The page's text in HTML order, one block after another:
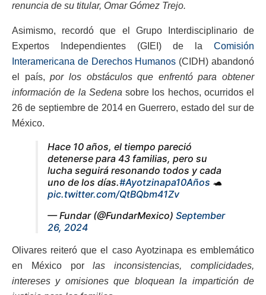
renuncia de su titular, Omar Gómez Trejo.
Asimismo, recordó que el Grupo Interdisciplinario de
Expertos Independientes (GIEI) de la Comisión
Interamericana de Derechos Humanos (CIDH) abandonó
el país,por los obstáculos que enfrentó para obtener
información de la Sedena sobre los hechos, ocurridos el
26 de septiembre de 2014 en Guerrero, estado del sur de
México.
Hace 10 años, el tiempo pareció
detenerse para 43 familias, pero su
lucha seguirá resonando todos y cada
uno de los días.#Ayotzinapa10Años 🐢
pic.twitter.com/QtBQbm41Zv
— Fundar (@FundarMexico) September
26, 2024
Olivares reiteró que el caso Ayotzinapa es emblemático
en México porlas inconsistencias, complicidades,
intereses y omisiones que bloquean la impartición de